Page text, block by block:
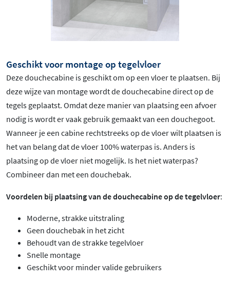
Geschikt voor montage op tegelvloer
Deze douchecabine is geschikt om op een vloer te plaatsen. Bij
deze wijze van montage wordt de douchecabine direct op de
tegels geplaatst. Omdat deze manier van plaatsing een afvoer
nodig is wordt er vaak gebruik gemaakt van een douchegoot.
Wanneer je een cabine rechtstreeks op de vloer wilt plaatsen is
het van belang dat de vloer 100% waterpas is. Anders is
plaatsing op de vloer niet mogelijk. Is het niet waterpas?
Combineer dan met een douchebak.
Voordelen bij plaatsing van de douchecabine op de tegelvloer:
Moderne, strakke uitstraling
Geen douchebak in het zicht
Behoudt van de strakke tegelvloer
Snelle montage
Geschikt voor minder valide gebruikers